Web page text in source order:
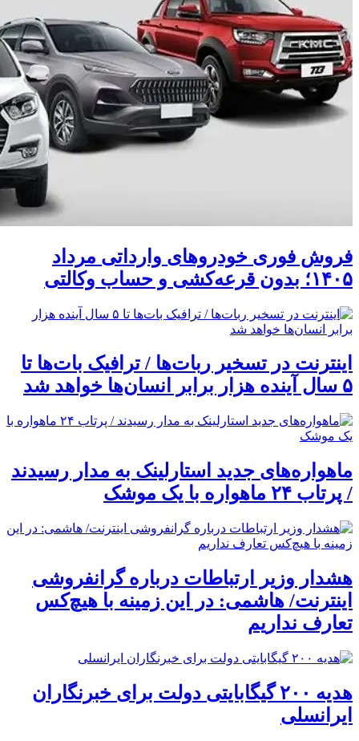
فروش فوری خودروهای وارداتی مرداد
۱۴۰۵؛ بدون قرعه‌کشی و حساب وکالتی
اینترنت در تسخیر ربات‌ها / ترافیک بات‌ها تا
۵ سال آینده هزار برابر انسان‌ها خواهد شد
ماهواره‌های جدید استارلینک به مدار رسیدند
/ پرتاب ۲۴ ماهواره با یک موشک
هشدار وزیر ارتباطات درباره گرانفروشی
اینترنت/ هاشمی: در این زمینه با هیچ‌کس
تعارف نداریم
هدیه ۲۰۰ گیگابایتی دولت برای خبرنگاران
ایرانسلی